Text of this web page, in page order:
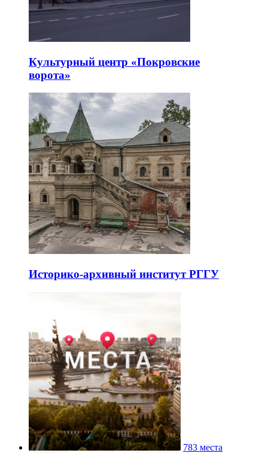
Культурный центр «Покровские
ворота»
Историко-архивный институт РГГУ
783 места